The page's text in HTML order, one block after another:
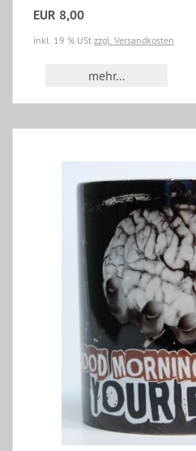
EUR 8,00
inkl. 19 % USt zzgl. Versandkosten
mehr...